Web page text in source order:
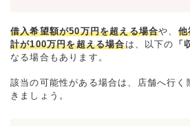
借入希望額が50万円を超える場合や、 他
計が100万円を超える場合は、以下の 「
なる場合もあります。
該当の可能性がある場合は、店舗へ行く
きましょう。